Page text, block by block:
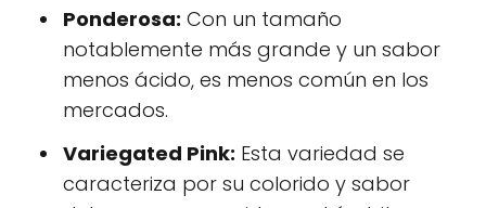
Ponderosa: Con un tamaño
notablemente más grande y un sabor
menos ácido, es menos común en los
mercados.
Variegated Pink: Esta variedad se
caracteriza por su colorido y sabor